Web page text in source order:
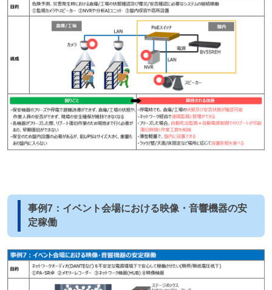
事例7：イベント会場における映像・音響機器の安
定稼働